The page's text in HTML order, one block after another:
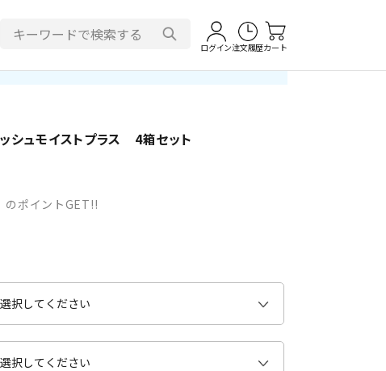
ログイン注文履歴カート
シュモイストプラス 4箱セット
のポイントGET!!